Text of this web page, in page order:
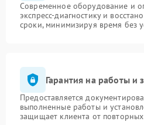
Современное оборудование и
экспресс-диагностику и
сроки, минимизируя время без
Гарантия на работы и
Предоставляется
выполненные работы и
защищает клиента от